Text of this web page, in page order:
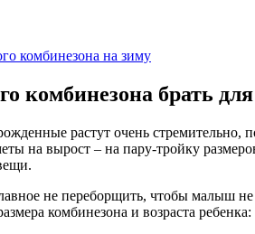
комбинезона на зиму
комбинезона брать
растут очень
на вырост – на пару-тройку
не переборщить, чтобы малыш
комбинезона и возраста ребенка: